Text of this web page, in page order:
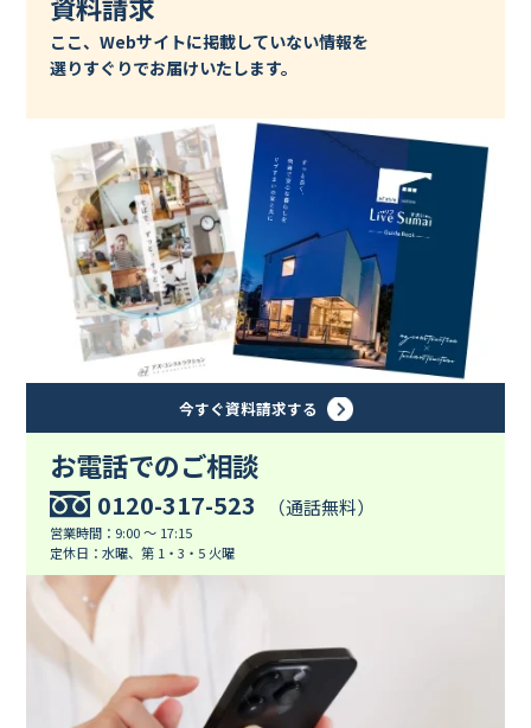
ここ、Webサイトに掲載していない情報を
選りすぐりでお届けいたします。
今すぐ資料請求する
お電話でのご相談
0120-317-523 （通話無料）
営業時間：9:00 ～ 17:15
定休日：水曜、第 1・3・5 火曜